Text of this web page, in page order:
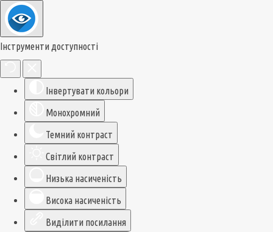
Інструменти доступності
Інвертувати кольори
Монохромний
Темний контраст
Світлий контраст
Низька насиченість
Висока насиченість
Виділити посилання